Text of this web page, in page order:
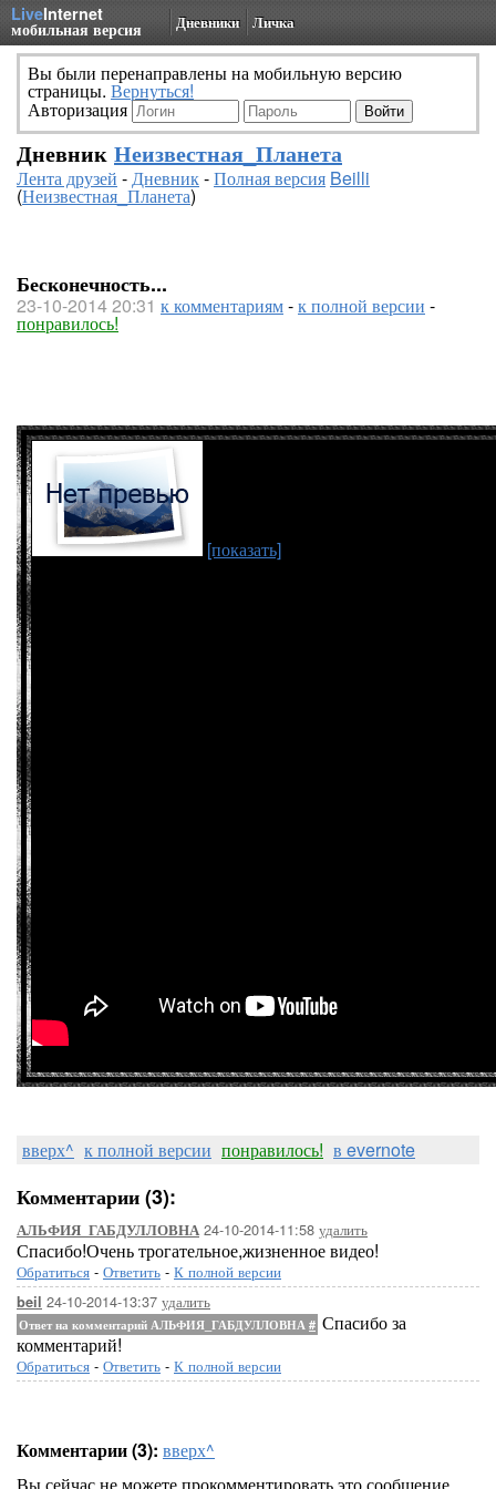
LiveInternet
мобильная версия Дневники Личка
Вы были перенаправлены на мобильную версию
страницы. Вернуться!
Авторизация
Дневник Неизвестная_Планета
Лента друзей -Дневник-Полная версия Beilli
(Неизвестная_Планета)
Бесконечность...
23-10-2014 20:31 к комментариям-к полной версии -
понравилось!
[показать]
вверх^ к полной версии понравилось! в evernote
Комментарии (3):
АЛЬФИЯ_ГАБДУЛЛОВНА 24-10-2014-11:58 удалить
Спасибо!Очень трогательное,жизненное видео!
Обратиться - Ответить - К полной версии
beil 24-10-2014-13:37 удалить
Ответ на комментарий АЛЬФИЯ_ГАБДУЛЛОВНА # Спасибо за
комментарий!
Обратиться - Ответить - К полной версии
Комментарии (3): вверх^